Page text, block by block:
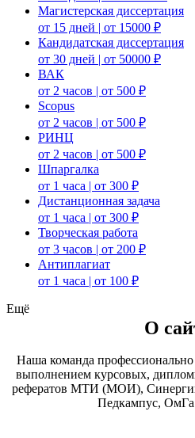
Магистерская диссертация
от 15 дней | от 15000 ₽
Кандидатская диссертация
от 30 дней | от 50000 ₽
ВАК
от 2 часов | от 500 ₽
Scopus
от 2 часов | от 500 ₽
РИНЦ
от 2 часов | от 500 ₽
Шпаргалка
от 1 часа | от 300 ₽
Дистанционная задача
от 1 часа | от 300 ₽
Творческая работа
от 3 часов | от 200 ₽
Антиплагиат
от 1 часа | от 100 ₽
Ещё
О
Наша команда профессионально
выполнением курсовых,
рефератов МТИ (МОИ),
Педкампус, ОмГа